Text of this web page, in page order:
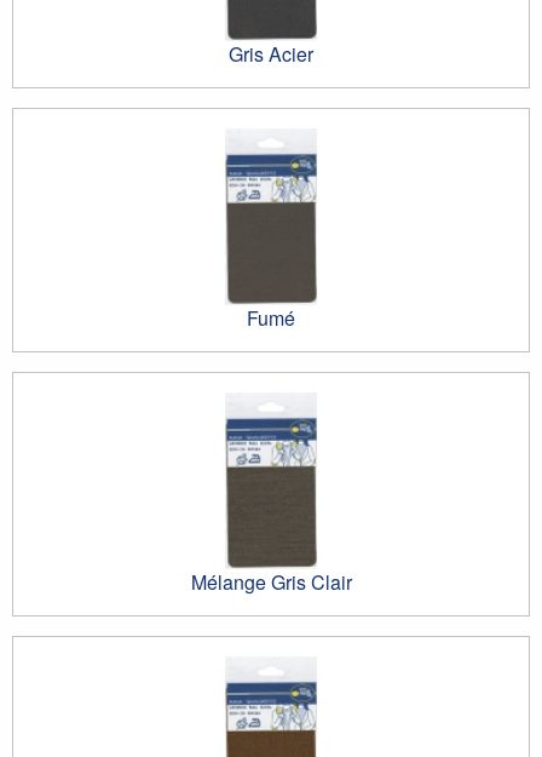
Gris Acier
Fumé
Mélange Gris Clair